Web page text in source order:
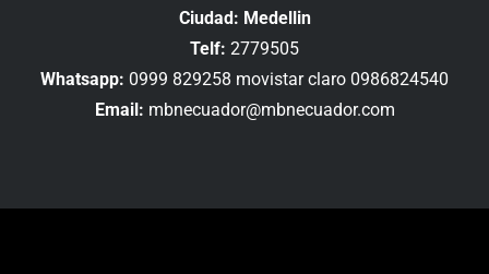
Ciudad: Medellin
Telf: 2779505
Whatsapp: 0999 829258 movistar claro 0986824540
Email: mbnecuador@mbnecuador.com